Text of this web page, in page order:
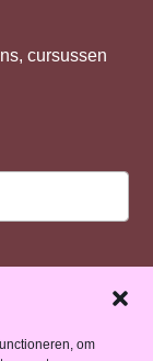
om
cursussen